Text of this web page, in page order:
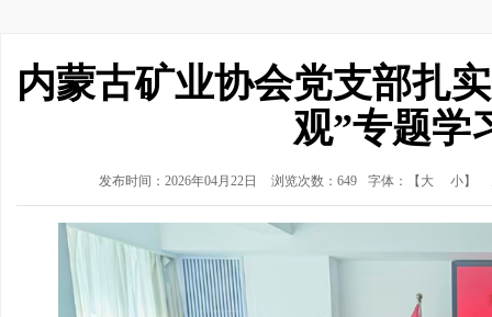
内蒙古矿业协会党支部扎
观”专题学
发布时间：2026年04月22日 浏览次数：649 字体：【 大 小】